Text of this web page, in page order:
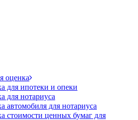
оценка
для ипотеки и опеки
для нотариуса
автомобиля для нотариуса
стоимости ценных бумаг для